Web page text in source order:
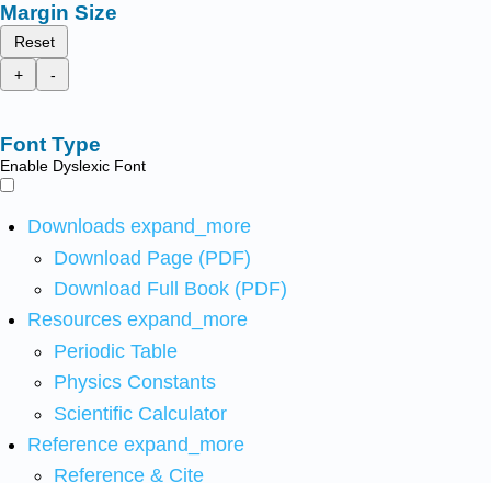
Margin Size
Reset
+
-
Font Type
Enable Dyslexic Font
Downloads expand_more
Download Page (PDF)
Download Full Book (PDF)
Resources expand_more
Periodic Table
Physics Constants
Scientific Calculator
Reference expand_more
Reference & Cite